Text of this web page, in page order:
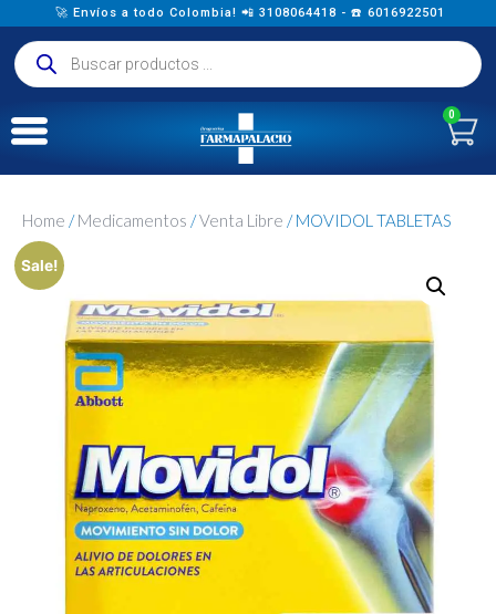
🚀 Envíos a todo Colombia! 📲 3108064418 - ☎️ 6016922501
0
Home /Medicamentos /Venta Libre / MOVIDOL TABLETAS
Sale!